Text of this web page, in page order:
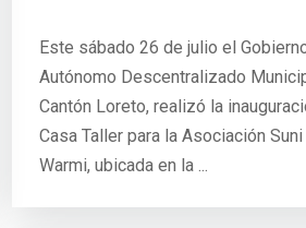
Este sábado 26 de julio el
Autónomo Descentralizado
Cantón Loreto, realizó la
Casa Taller para la Asociación
Warmi, ubicada en la ...